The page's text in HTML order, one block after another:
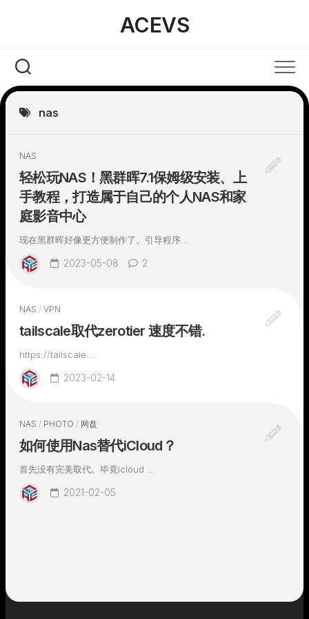
ACEVS
nas
NAS
轻松玩NAS！黑群晖7.1保姆级安装、上
手教程，打造属于自己的个人NAS和家
庭影音中心
现在黑群晖好像更方便制作了。引导程序...
2023-05-08 2
NAS / VPN
tailscale取代zerotier 速度不错.
https://tailscale....
2023-02-14
NAS / PHOTO / 网盘
如何使用Nas替代iCloud？
首先没有完美取代。毕竟icloud ...
2021-02-05